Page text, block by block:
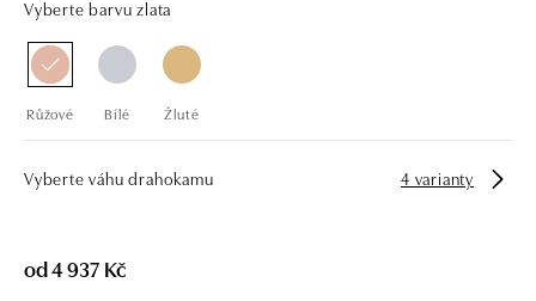
Vyberte barvu zlata
Růžové Bílé Žluté
Vyberte váhu drahokamu 4 varianty
od 4 937 Kč